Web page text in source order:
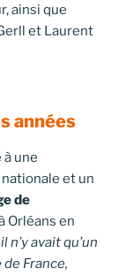
ainsi que
et Laurent
années
à une
et un
de
Orléans en
n’y avait qu’un
France,